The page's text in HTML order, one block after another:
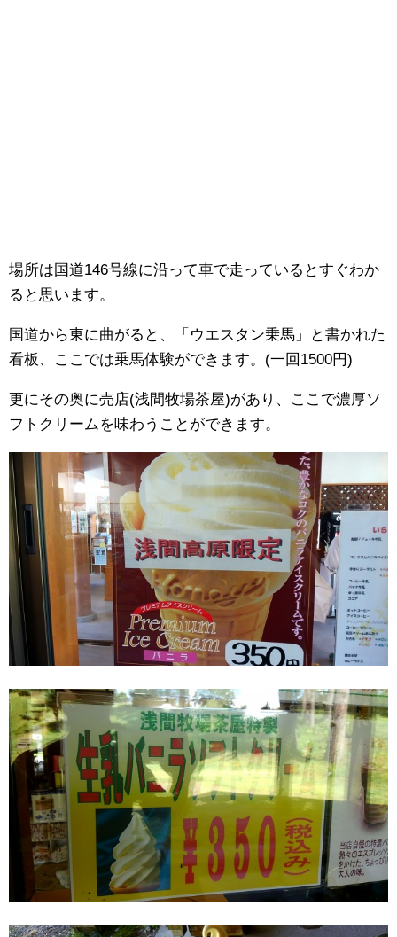
場所は国道146号線に沿って車で走っているとすぐわか
ると思います。
国道から東に曲がると、「ウエスタン乗馬」と書かれた
看板、ここでは乗馬体験ができます。(一回1500円)
更にその奥に売店(浅間牧場茶屋)があり、ここで濃厚ソ
フトクリームを味わうことができます。